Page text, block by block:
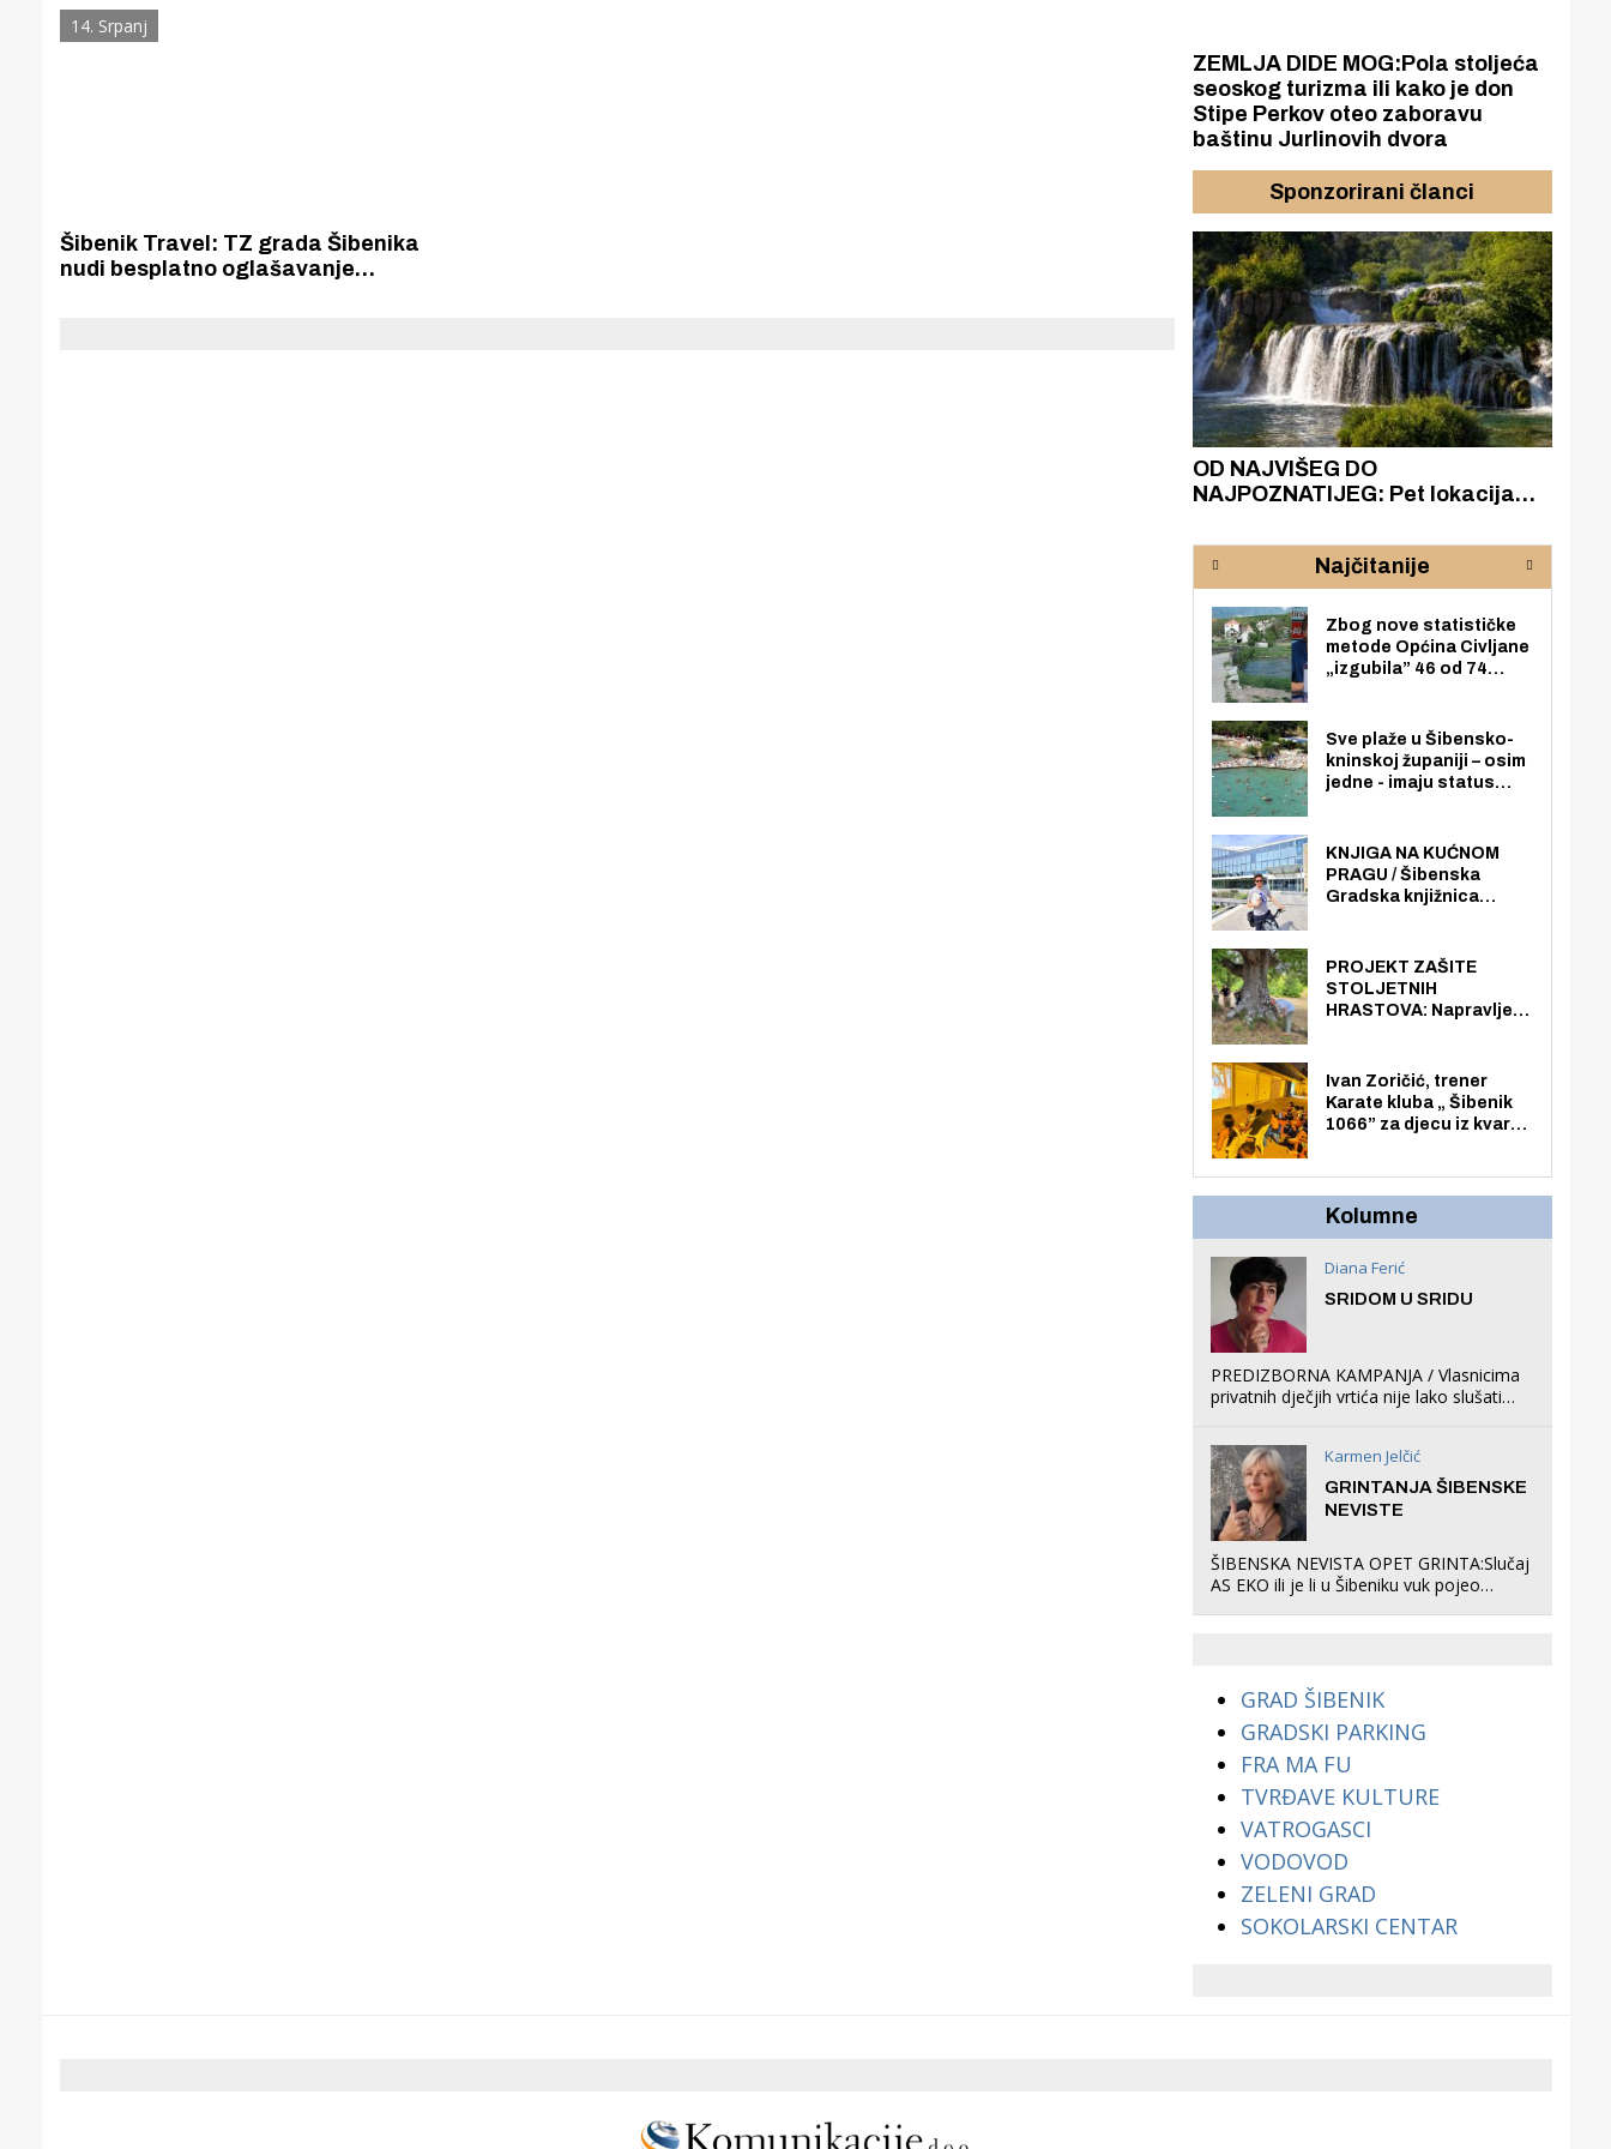
čak i e-referendum o važnim
gradskim pitanjima.
14. Srpanj
Šibenik Travel: TZ grada Šibenika
nudi besplatno oglašavanje
ZEMLJA DIDE MOG:Pola stoljeća
seoskog turizma ili kako je don
Stipe Perkov oteo zaboravu
baštinu Jurlinovih dvora
Sponzorirani članci
OD NAJVIŠEG DO
NAJPOZNATIJEG: Pet lokacija
rijeke Krke
Najčitanije
Zbog nove statističke
metode Općina Civljane
„izgubila” 46 od 74
nego radno sposobnih
osoba među svojih 170
stanovnika.
Sve plaže u Šibensko-
kninskoj županiji – osim
jedne - imaju status
općoj upotrebi. Pristup
je slobodan i besplatan
za sve građane i
KNJIGA NA KUĆNOM
PRAGU / Šibenska
Gradska knjižnica
knjiga na kućnu adresu
električnim biciklom.
PROJEKT ZAŠITE
STOLJETNIH
HRASTOVA: Napravljen
Zmajevac
Ivan Zoričić, trener
Karate kluba „ Šibenik
1066” za djecu iz kvarta
organizirao dječje
Kolumne
Diana Ferić
SRIDOM U SRIDU
PREDIZBORNA KAMPANJA / Vlasnicima
privatnih dječjih vrtića nije lako slušati
što oni rade u Šibeniku ne postoji
Karmen Jelčić
GRINTANJA ŠIBENSKE
NEVISTE
ŠIBENSKA NEVISTA OPET GRINTA:Slučaj
AS EKO ili je li u Šibeniku vuk pojeo
GRAD ŠIBENIK
GRADSKI PARKING
FRA MA FU
TVRĐAVE KULTURE
VATROGASCI
VODOVOD
ZELENI GRAD
SOKOLARSKI CENTAR